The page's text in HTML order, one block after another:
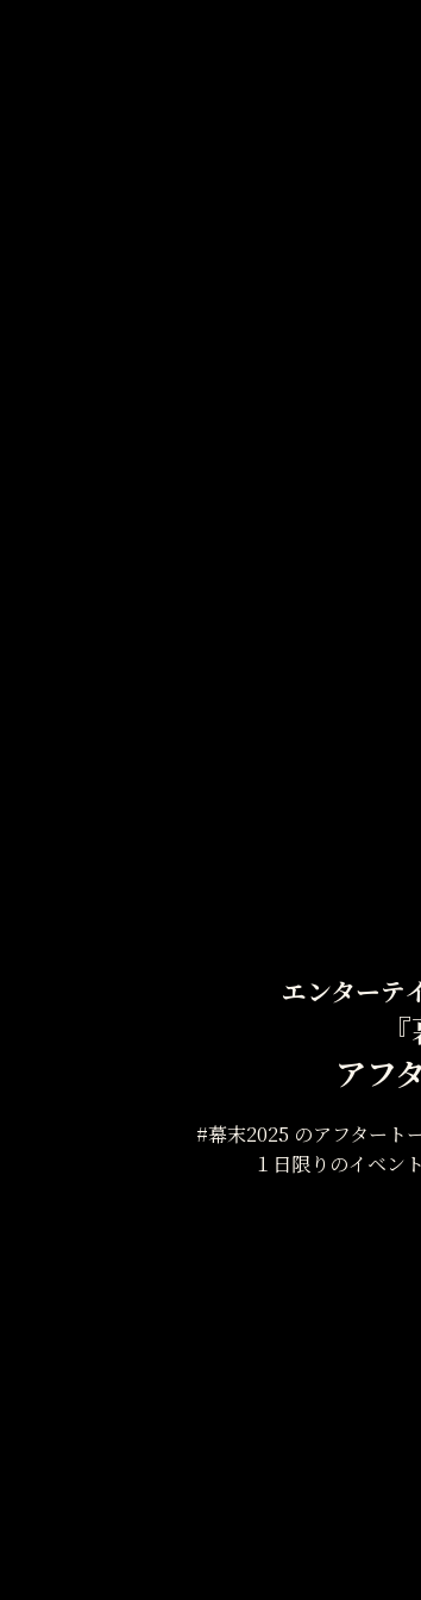
エンターテ
アフ
#幕末2025 のアフタート
１日限りのイベン